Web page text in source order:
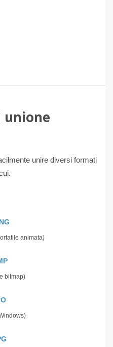
unire diversi formati
animata)
bitmap)